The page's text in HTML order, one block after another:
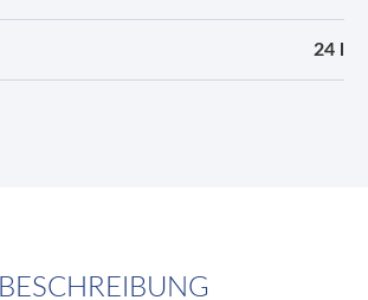
24 l
BESCHREIBUNG